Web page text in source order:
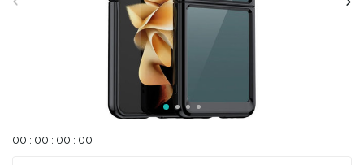
00 : 00 : 00 : 00